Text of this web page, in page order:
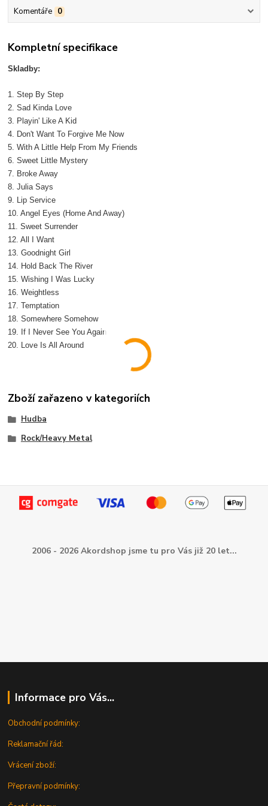
Komentáře 0
Kompletní specifikace
Skladby:
1. Step By Step
2. Sad Kinda Love
3. Playin' Like A Kid
4. Don't Want To Forgive Me Now
5. With A Little Help From My Friends
6. Sweet Little Mystery
7. Broke Away
8. Julia Says
9. Lip Service
10. Angel Eyes (Home And Away)
11. Sweet Surrender
12. All I Want
13. Goodnight Girl
14. Hold Back The River
15. Wishing I Was Lucky
16. Weightless
17. Temptation
18. Somewhere Somehow
19. If I Never See You Again
20. Love Is All Around
Zboží zařazeno v kategoriích
Hudba
Rock/Heavy Metal
2006 - 2026 Akordshop jsme tu pro Vás již 20 let...
Informace pro Vás...
Obchodní podmínky:
Reklamační řád:
Vrácení zboží:
Přepravní podmínky: